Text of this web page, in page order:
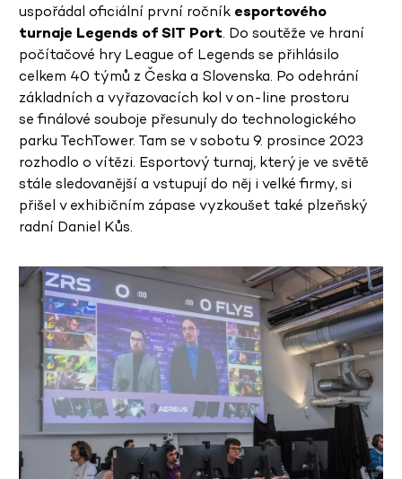
uspořádal oficiální první ročník esportového
turnaje Legends of SIT Port. Do soutěže ve hraní
počítačové hry League of Legends se přihlásilo
celkem 40 týmů z Česka a Slovenska. Po odehrání
základních a vyřazovacích kol v on-line prostoru
se finálové souboje přesunuly do technologického
parku TechTower. Tam se v sobotu 9. prosince 2023
rozhodlo o vítězi. Esportový turnaj, který je ve světě
stále sledovanější a vstupují do něj i velké firmy, si
přišel v exhibičním zápase vyzkoušet také plzeňský
radní Daniel Kůs.